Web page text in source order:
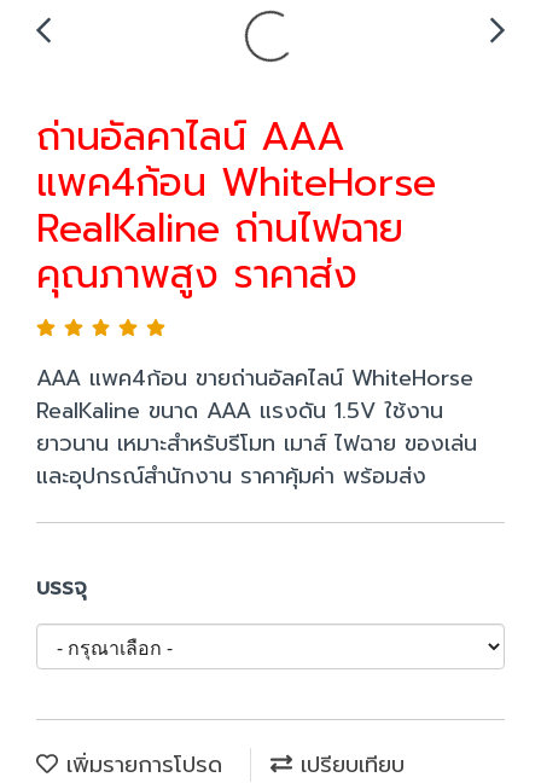
ถ่านอัลคาไลน์ AAA
แพค4ก้อน WhiteHorse
RealKaline ถ่านไฟฉาย
คุณภาพสูง ราคาส่ง
AAA แพค4ก้อน ขายถ่านอัลคไลน์ WhiteHorse
RealKaline ขนาด AAA แรงดัน 1.5V ใช้งาน
ยาวนาน เหมาะสำหรับรีโมท เมาส์ ไฟฉาย ของเล่น
และอุปกรณ์สำนักงาน ราคาคุ้มค่า พร้อมส่ง
บรรจุ
เพิ่มรายการโปรด
เปรียบเทียบ